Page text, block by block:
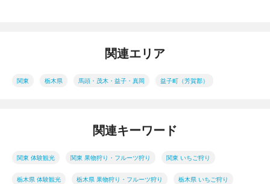
関連エリア
関東 栃木県 馬頭・茂木・益子・真岡 益子町（芳賀郡）
関連キーワード
関東 体験観光 関東 果物狩り・フルーツ狩り 関東 いちご狩り
栃木県 体験観光 栃木県 果物狩り・フルーツ狩り 栃木県 いちご狩り